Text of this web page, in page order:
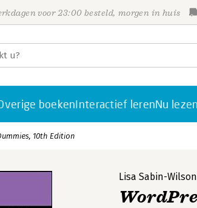
voor 23:00 besteld, morgen in huis
boekenInteractief lerenNu lezen
10th Edition
Lisa Sabin-Wilson